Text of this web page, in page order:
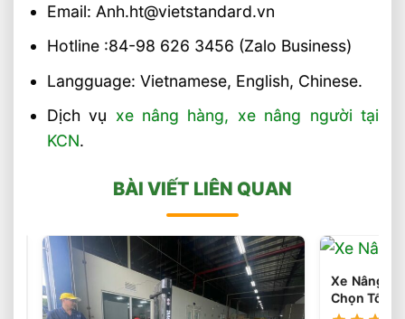
Email: Anh.ht@vietstandard.vn
Hotline :84-98 626 3456 (Zalo Business)
Langguage: Vietnamese, English, Chinese.
Dịch vụ xe nâng hàng, xe nâng người tại
KCN.
BÀI VIẾT LIÊN QUAN
Xe Nâng
Chọn Tối